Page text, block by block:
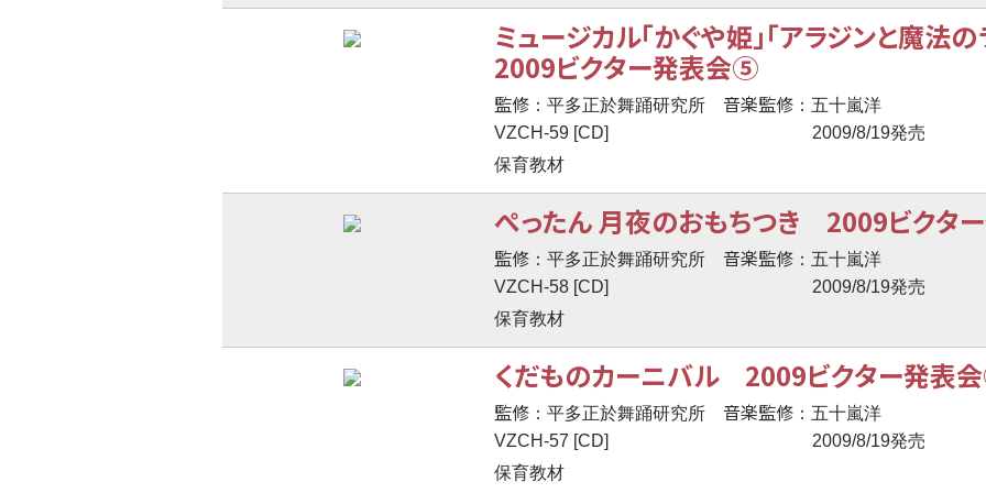
ミュージカル「かぐや姫」「アラジンと魔法
2009ビクター発表会⑤
監修 ：平多正於舞踊研究所 音楽監修 ：五十嵐洋
VZCH-59 [CD]
2009/8/19発売
保育教材
ぺったん 月夜のおもちつき 2009ビクタ
監修 ：平多正於舞踊研究所 音楽監修 ：五十嵐洋
VZCH-58 [CD]
2009/8/19発売
保育教材
くだものカーニバル 2009ビクター発表
監修 ：平多正於舞踊研究所 音楽監修 ：五十嵐洋
VZCH-57 [CD]
2009/8/19発売
保育教材